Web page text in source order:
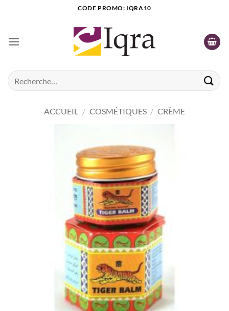
CODE PROMO: IQRA10
Recherche
pour :
ACCUEIL / COSMÉTIQUES / CRÈME